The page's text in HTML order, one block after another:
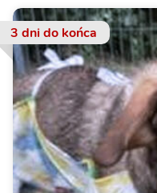
3 dnido końca